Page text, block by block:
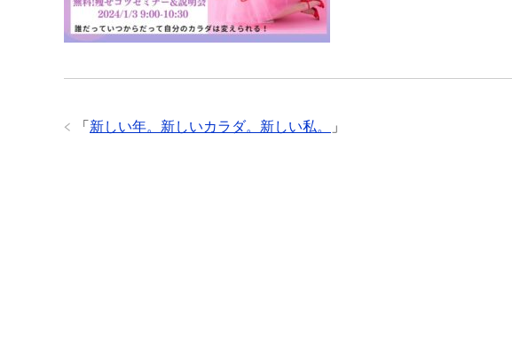
「 新しい年。新しいカラダ。新しい私。 」